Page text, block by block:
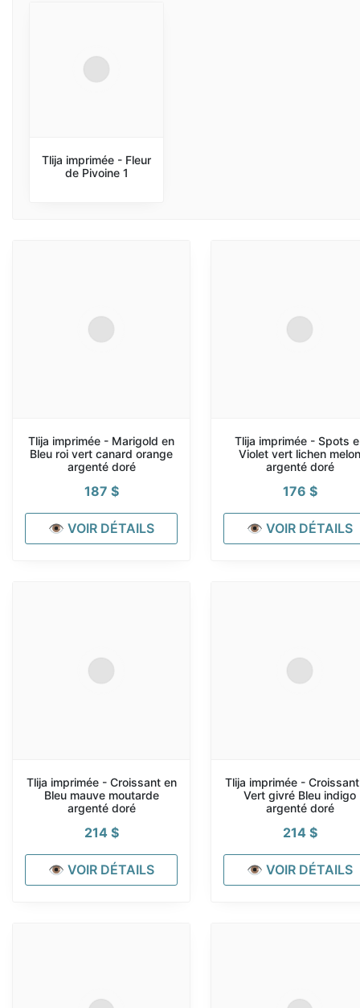
Tlija imprimée - Fleur
de Pivoine 1
Tlija imprimée - Marigold en
Bleu roi vert canard orange
argenté doré
187 $
👁 VOIR DÉTAILS
Tlija imprimée - Spots
Violet vert lichen melon
argenté doré
176 $
👁 VOIR DÉTAILS
Tlija imprimée - Croissant en
Bleu mauve moutarde
argenté doré
214 $
👁 VOIR DÉTAILS
Tlija imprimée -
Vert givré Bleu indigo
argenté doré
214 $
👁 VOIR DÉTAILS